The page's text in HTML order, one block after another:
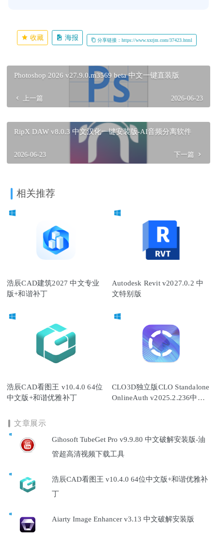
收藏 海报 分享链接：https://www.xxrjm.com/37423.html
Photoshop 2026 v27.9.0.m3569 beta 中文一键直装版
上一篇 2026-06-23
RipX DAW v8.0.3 中文汉化一键安装版-AI音频分离软件
2026-06-23 下一篇
相关推荐
浩辰CAD建筑2027 中文专业
版+和谐补丁
Autodesk Revit v2027.0.2 中
文特别版
浩辰CAD看图王 v10.4.0 64位
中文版+和谐优雅补丁
CLO3D独立版CLO Standalone
OnlineAuth v2025.2.236中文
文章展示
Gihosoft TubeGet Pro v9.9.80 中文破解安装版-油
管超高清视频下载工具
浩辰CAD看图王 v10.4.0 64位中文版+和谐优雅补
丁
Aiarty Image Enhancer v3.13 中文破解安装版